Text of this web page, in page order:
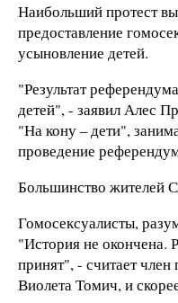
Наибольший протест
предоставление
усыновление детей.
"Результат
детей", - заявил Алес
"На кону – дети",
проведение
Большинство жителей
Гомосексуалисты,
"История не окончена.
принят", - считает
Виолета Томич, и